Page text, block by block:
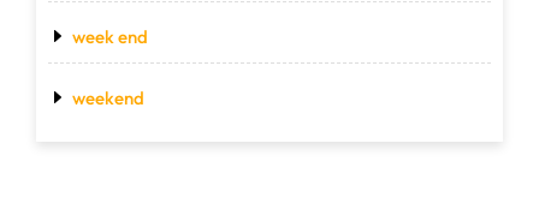
week end
weekend